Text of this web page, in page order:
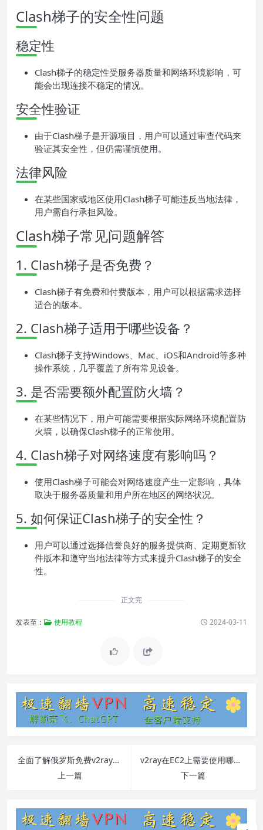
Clash梯子的安全性问题
稳定性
Clash梯子的稳定性受服务器质量和网络环境影响，可
能会出现连接不稳定的情况。
安全性验证
由于Clash梯子是开源项目，用户可以通过审查代码来
验证其安全性，但仍需谨慎使用。
法律风险
在某些国家或地区使用Clash梯子可能违反当地法律，
用户需自行承担风险。
Clash梯子常见问题解答
1. Clash梯子是否免费？
Clash梯子有免费和付费版本，用户可以根据需求选择
适合的版本。
2. Clash梯子适用于哪些设备？
Clash梯子支持Windows、Mac、iOS和Android等多种
操作系统，几乎覆盖了所有常见设备。
3. 是否需要额外配置防火墙？
在某些情况下，用户可能需要根据实际网络环境配置防
火墙，以确保Clash梯子的正常使用。
4. Clash梯子对网络速度有影响吗？
使用Clash梯子可能会对网络速度产生一定影响，具体
取决于服务器质量和用户所在地区的网络状况。
5. 如何保证Clash梯子的安全性？
用户可以通过选择信誉良好的服务提供商、定期更新软
件版本和遵守当地法律等方式来提升Clash梯子的安全
性。
正文完
发表至： 使用教程 2024-03-11
全面了解俄罗斯免费v2ray节点：使用教程和常见问题解答
上一篇
v2ray在EC2上需要使用哪个端口
下一篇